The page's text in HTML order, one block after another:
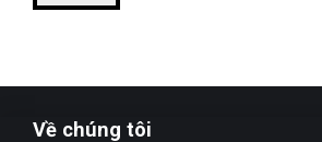
Về chúng tôi